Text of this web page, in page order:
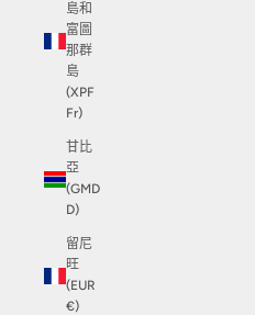
島和
富圖
那群
島
(XPF
Fr)
甘比
亞
(GMD
D)
留尼
旺
(EUR
€)